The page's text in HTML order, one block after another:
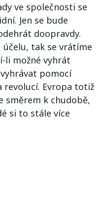
ve společnosti se
Jen se bude
doopravdy.
účelu, tak se vrátíme
li možné vyhrát
pomocí
revolucí. Evropa totiž
směrem k chudobě,
si to stále více